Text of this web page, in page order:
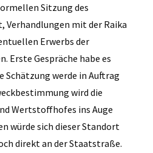
Sitzung des
Verhandlungen mit der Raika
Erwerbs der
Erste Gespräche habe es
Schätzung werde in Auftrag
wird die
Wertstoffhofes ins Auge
würde sich dieser Standort
direkt an der Staatstraße.